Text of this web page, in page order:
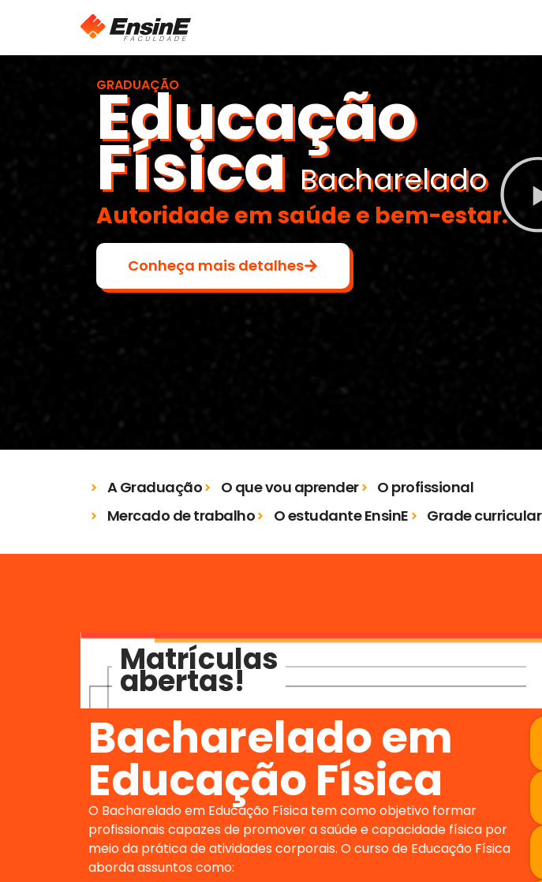
GRADUAÇÃO
Educação
FísicaBacharelado
Autoridade em saúde e bem-estar.
Conheça mais detalhes
A Graduação O que vou aprender
O profissional
Mercado de trabalho
O estudante EnsinE Grade curricular
Matrículas
abertas!
Bacharelado em
Educação Física
O Bacharelado em Educação Física tem como objetivo formar
profissionais capazes de promover a saúde e capacidade física por
meio da prática de atividades corporais. O curso de Educação Física
aborda assuntos como: